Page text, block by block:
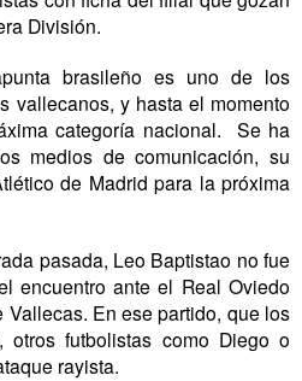
División.
brasileño es uno de los
vallecanos, y hasta el momento
categoría nacional.
Se ha
medios de comunicación, su
de Madrid para la próxima
pasada, Leo Baptistao no fue
encuentro ante el Real Oviedo
En ese partido, que los
otros futbolistas como Diego o
rayista.